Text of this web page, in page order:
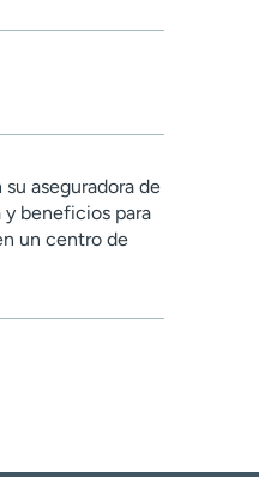
aseguradora de
beneficios para
un centro de